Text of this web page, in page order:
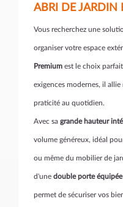
ABRI DE JARDIN
Vous recherchez une
organiser votre espace
Premium est le choix
exigences modernes, il
praticité au quotidien.
Avec sa grande hauteur
volume généreux, idéal
ou même du mobilier de
d'une double porte équipée
permet de sécuriser vos